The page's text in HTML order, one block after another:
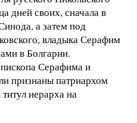
дней своих, сначала в
а затем под
владыка Серафим
в Болгарии.
Серафима и
признаны патриархом
иерарха на